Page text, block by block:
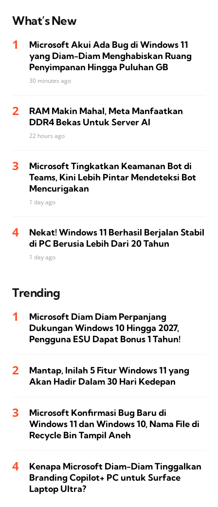
What’s New
Microsoft Akui Ada Bug di Windows 11
yang Diam-Diam Menghabiskan Ruang
Penyimpanan Hingga Puluhan GB
30 minutes ago
RAM Makin Mahal, Meta Manfaatkan
DDR4 Bekas Untuk Server AI
22 hours ago
Microsoft Tingkatkan Keamanan Bot di
Teams, Kini Lebih Pintar Mendeteksi Bot
Mencurigakan
1 day ago
Nekat! Windows 11 Berhasil Berjalan Stabil
di PC Berusia Lebih Dari 20 Tahun
1 day ago
Trending
Microsoft Diam Diam Perpanjang
Dukungan Windows 10 Hingga 2027,
Pengguna ESU Dapat Bonus 1 Tahun!
Mantap, Inilah 5 Fitur Windows 11 yang
Akan Hadir Dalam 30 Hari Kedepan
Microsoft Konfirmasi Bug Baru di
Windows 11 dan Windows 10, Nama File di
Recycle Bin Tampil Aneh
Kenapa Microsoft Diam-Diam Tinggalkan
Branding Copilot+ PC untuk Surface
Laptop Ultra?